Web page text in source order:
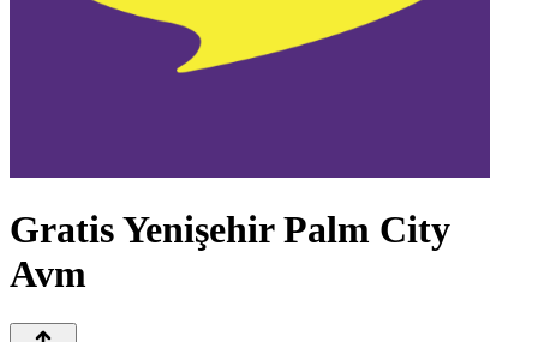
Gratis Yenişehir Palm City
Avm